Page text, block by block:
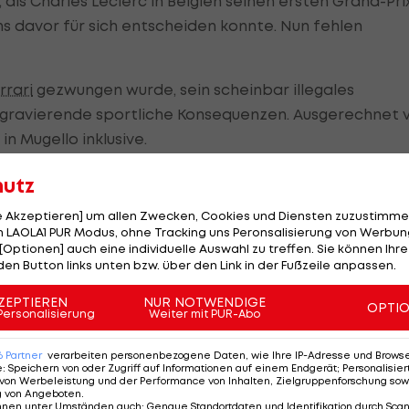
davor für sich entscheiden konnte. Nun fehlen
gezwungen wurde, sein scheinbar illegales
sportliche Konsequenzen. Ausgerechnet
Mugello inklusive.
und Konsternierung abringt. Nach dem
Vettel ein, als sie sich gequält zulächelten.
vor dem Mikro von "RTL" ließ eine
Fassung bemühte Deutsche sonst gern verbirgt.
sei: "Die Frage ist nicht so neu. Wir haben
Akzeptieren] um allen Zwecken, Cookies und Diensten
PUR Modus, ohne Tracking uns Peronsalisierung von
auch eine individuelle Auswahl zu treffen. Sie können
Button links unten bzw. über den Link in der Fußzeile anpassen.
NUR NOTWENDIGE
Weiter mit PUR-Abo
Partner verarbeiten personenbezogene Daten, wie Ihre IP-Adresse und
: Speichern von oder Zugriff auf Informationen auf einem Endgerät;
Werbeleistung und der Performance von Inhalten, Zielgruppenforschung
von Angeboten
unter Umständen auch: Genaue Standortdaten und Identifikation durch